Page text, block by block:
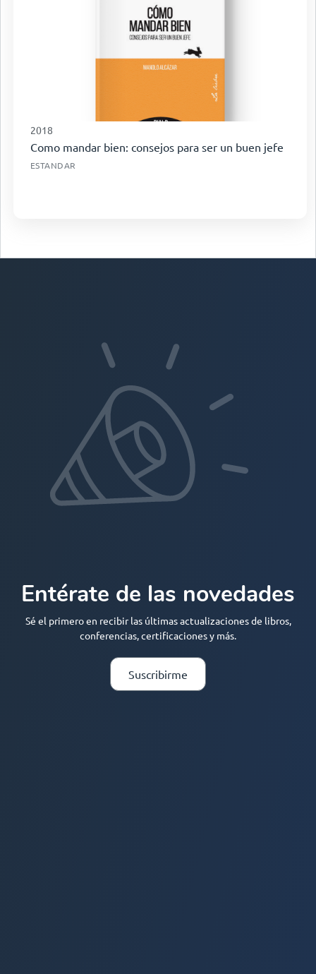
2018
Como mandar bien: consejos para ser un buen jefe
ESTANDAR
Entérate de las novedades
Sé el primero en recibir las últimas actualizaciones de libros,
conferencias, certificaciones y más.
Suscribirme